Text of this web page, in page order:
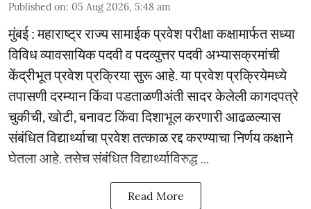
Published on: 05 Aug 2026, 5:48 am
मुंबई : महाराष्ट्र राज्य सामाईक प्रवेश परीक्षा कक्षामार्फत सध्या
विविध व्यावसायिक पदवी व पदव्युत्तर पदवी अभ्यासक्रमांची
केंद्रीभूत प्रवेश प्रक्रिया सुरू आहे. या प्रवेश प्रक्रियेमध्ये
तपासणी दरम्यान किंवा पडताळणीअंती सादर केलेली कागदपत्रे
चुकीची, खोटी, बनावट किंवा दिशाभूल करणारी आढळल्यास
संबंधित विद्यार्थ्याचा प्रवेश तत्काळ रद्द करण्याचा निर्णय कक्षाने
घेतला आहे. तसेच संबंधित विद्यार्थ्याविरुद्ध ...
Read More